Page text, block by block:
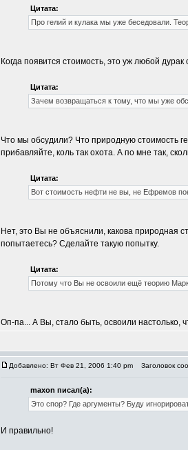
Цитата:
Про гелий и кулака мы уже беседовали.
Когда появится стоимость, это уж любой
Цитата:
Зачем возвращаться к тому, что мы уже
Что мы обсудили? Что природную стоимость
прибавляйте, коль так охота. А по мне так,
Цитата:
Вот стоимость нефти не вы, не Ефремов
Нет, это Вы не объяснили, какова природная
попытаетесь? Сделайте такую попытку.
Цитата:
Потому что Вы не освоили ещё теорию
Оп-па... А Вы, стало быть, освоили настолько,
Добавлено: Вт Фев 21, 2006 1:40 pm Заголовок
maxon писал(а):
Это спор? Где аргументы? Буду
И правильно!